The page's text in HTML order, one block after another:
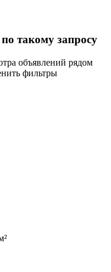
такому запросу
объявлений рядом
фильтры